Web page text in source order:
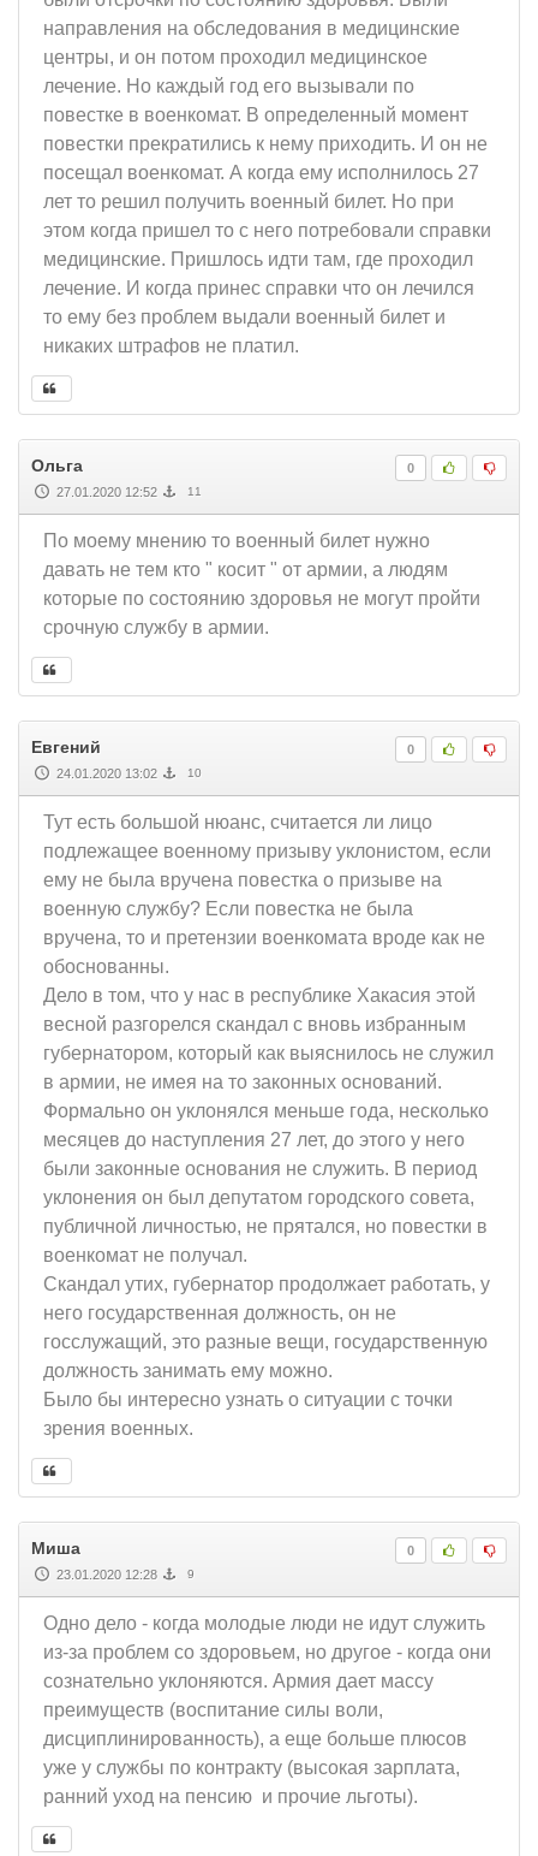
направления на обследования в медицинские
центры, и он потом проходил медицинское
лечение. Но каждый год его вызывали по
повестке в военкомат. В определенный момент
повестки прекратились к нему приходить. И он не
посещал военкомат. А когда ему исполнилось 27
лет то решил получить военный билет. Но при
этом когда пришел то с него потребовали справки
медицинские. Пришлось идти там, где проходил
лечение. И когда принес справки что он лечился
то ему без проблем выдали военный билет и
никаких штрафов не платил.
0
Ольга
27.01.2020 12:52 11
По моему мнению то военный билет нужно
давать не тем кто " косит " от армии, а людям
которые по состоянию здоровья не могут пройти
срочную службу в армии.
0
Евгений
24.01.2020 13:02 10
Тут есть большой нюанс, считается ли лицо
подлежащее военному призыву уклонистом, если
ему не была вручена повестка о призыве на
военную службу? Если повестка не была
вручена, то и претензии военкомата вроде как не
обоснованны.
Дело в том, что у нас в республике Хакасия этой
весной разгорелся скандал с вновь избранным
губернатором, который как выяснилось не служил
в армии, не имея на то законных оснований.
Формально он уклонялся меньше года, несколько
месяцев до наступления 27 лет, до этого у него
были законные основания не служить. В период
уклонения он был депутатом городского совета,
публичной личностью, не прятался, но повестки в
военкомат не получал.
Скандал утих, губернатор продолжает работать, у
него государственная должность, он не
госслужащий, это разные вещи, государственную
должность занимать ему можно.
Было бы интересно узнать о ситуации с точки
зрения военных.
0
Миша
23.01.2020 12:28 9
Одно дело - когда молодые люди не идут служить
из-за проблем со здоровьем, но другое - когда они
сознательно уклоняются. Армия дает массу
преимуществ (воспитание силы воли,
дисциплинированность), а еще больше плюсов
уже у службы по контракту (высокая зарплата,
ранний уход на пенсию и прочие льготы).